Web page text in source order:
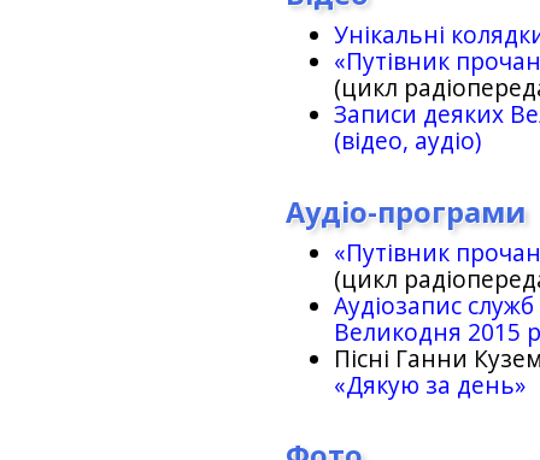
Унікальні
«Путівник
(цикл
Записи деяких
(відео, аудіо)
Аудіо-програми
«Путівник
(цикл
Аудіозапис
Великодня 2015
Пісні Ганни
«Дякую за день»